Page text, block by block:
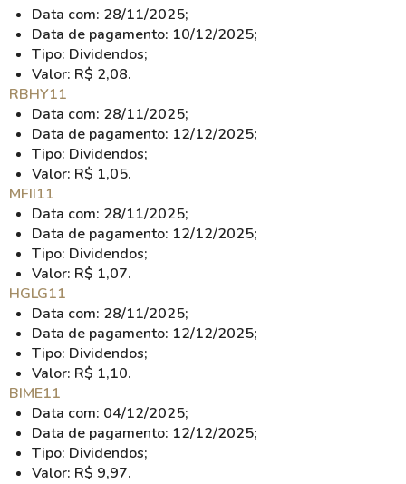
Data com: 28/11/2025;
Data de pagamento: 10/12/2025;
Tipo: Dividendos;
Valor: R$ 2,08.
RBHY11
Data com: 28/11/2025;
Data de pagamento: 12/12/2025;
Tipo: Dividendos;
Valor: R$ 1,05.
MFII11
Data com: 28/11/2025;
Data de pagamento: 12/12/2025;
Tipo: Dividendos;
Valor: R$ 1,07.
HGLG11
Data com: 28/11/2025;
Data de pagamento: 12/12/2025;
Tipo: Dividendos;
Valor: R$ 1,10.
BIME11
Data com: 04/12/2025;
Data de pagamento: 12/12/2025;
Tipo: Dividendos;
Valor: R$ 9,97.